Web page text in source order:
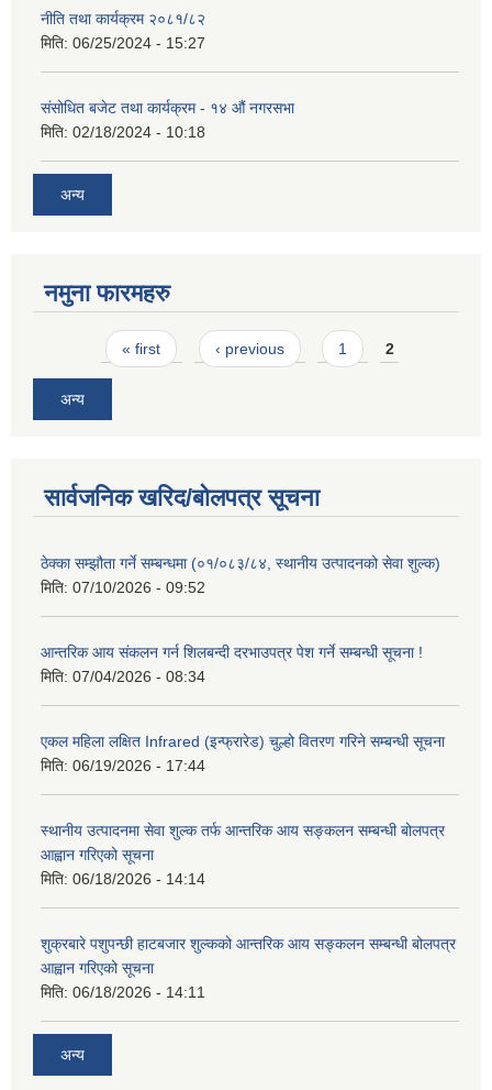
नीति तथा कार्यक्रम २०८१/८२
मिति: 06/25/2024 - 15:27
संसोधित बजेट तथा कार्यक्रम - १४ औं नगरसभा
मिति: 02/18/2024 - 10:18
अन्य
नमुना फारमहरु
Pages« first ‹ previous 1 2
अन्य
सार्वजनिक खरिद/बोलपत्र सूचना
ठेक्का सम्झौता गर्ने सम्बन्धमा (०१/०८३/८४, स्थानीय उत्पादनको सेवा शुल्क)
मिति: 07/10/2026 - 09:52
आन्तरिक आय संकलन गर्न शिलबन्दी दरभाउपत्र पेश गर्ने सम्बन्धी सूचना !
मिति: 07/04/2026 - 08:34
एकल महिला लक्षित Infrared (इन्फ्रारेड) चुल्हो वितरण गरिने सम्बन्धी सूचना
मिति: 06/19/2026 - 17:44
स्थानीय उत्पादनमा सेवा शुल्क तर्फ आन्तरिक आय सङ्कलन सम्बन्धी बोलपत्र
आह्वान गरिएको सूचना
मिति: 06/18/2026 - 14:14
शुक्रबारे पशुपन्छी हाटबजार शुल्कको आन्तरिक आय सङ्कलन सम्बन्धी बोलपत्र
आह्वान गरिएको सूचना
मिति: 06/18/2026 - 14:11
अन्य